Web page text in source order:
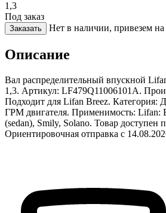
1,3
Под заказ
Заказать Нет в наличии, привезем на
Описание
Вал распределительный впускной
1,3. Артикул: LF479Q11006101A.
Подходит для Lifan Breez. Категория:
ГРМ двигателя. Применимость: Lifan:
(sedan), Smily, Solano. Товар доступен
Ориентировочная отправка с